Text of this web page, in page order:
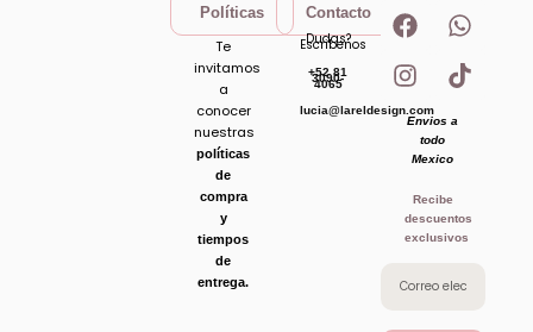
Políticas
Te
invitamos
a
conocer
nuestras
políticas
de
compra
y
tiempos
de
entrega.
Contacto
Dudas?
Escribenos
+52 81
3090-
4065
lucia@lareldesign.com
F
a
c
e
b
o
o
k
W
h
a
t
I
n
s
t
a
g
r
a
m
T
i
k
t
Envios a
todo
Mexico
Recibe
descuentos
exclusivos